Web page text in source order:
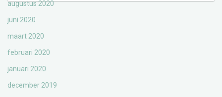
augustus 2020
juni 2020
maart 2020
februari 2020
januari 2020
december 2019